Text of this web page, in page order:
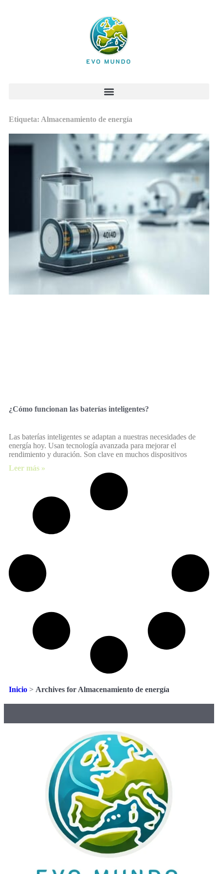
Etiqueta: Almacenamiento de energía
¿Cómo funcionan las baterías inteligentes?
Las baterías inteligentes se adaptan a nuestras necesidades de
energía hoy. Usan tecnología avanzada para mejorar el
rendimiento y duración. Son clave en muchos dispositivos
Leer más »
Inicio > Archives for Almacenamiento de energía